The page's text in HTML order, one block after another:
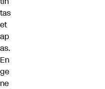
tas
et
ap
as.
En
ge
ne